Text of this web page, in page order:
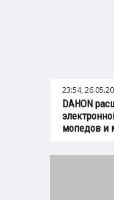
23:54,
DAHON
мопедов и